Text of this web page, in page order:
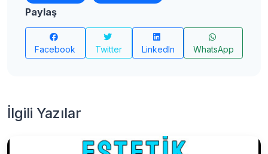
Paylaş
Facebook Twitter LinkedIn WhatsApp
İlgili Yazılar